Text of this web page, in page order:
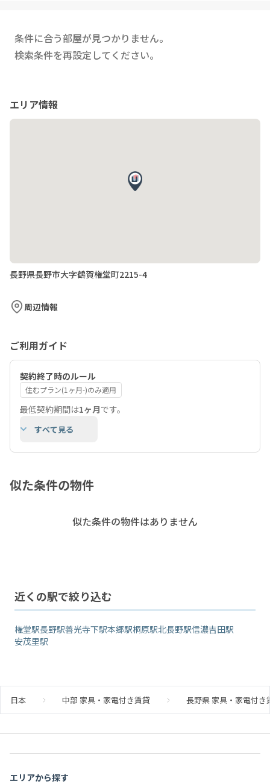
条件に合う部屋が見つかりません。
検索条件を再設定してください。
エリア情報
長野県長野市大字鶴賀権堂町2215-4
周辺情報
ご利用ガイド
契約終了時のルール
住むプラン(1ヶ月-)のみ適用
最低契約期間は1ヶ月です。
すべて見る
似た条件の物件
似た条件の物件はありません
近くの駅で絞り込む
権堂駅長野駅善光寺下駅本郷駅桐原駅北長野駅信濃吉田駅
安茂里駅
日本 中部 家具・家電付き賃貸 長野県 家具・家電付き
エリアから探す